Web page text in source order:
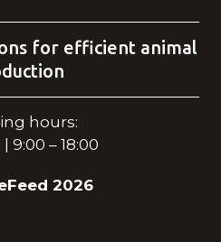
for efficient animal
hours:
9:00 – 18:00
2026